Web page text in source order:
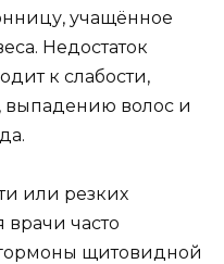
учащённое
Недостаток
к слабости,
выпадению волос и
или резких
врачи часто
щитовидной